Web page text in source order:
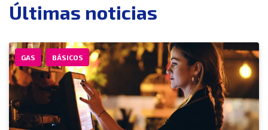
Últimas noticias
GAS BÁSICOS